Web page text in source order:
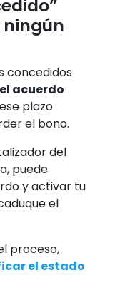
concedidos
acuerdo
plazo
el bono.
del
puede
y activar tu
el
proceso,
el estado